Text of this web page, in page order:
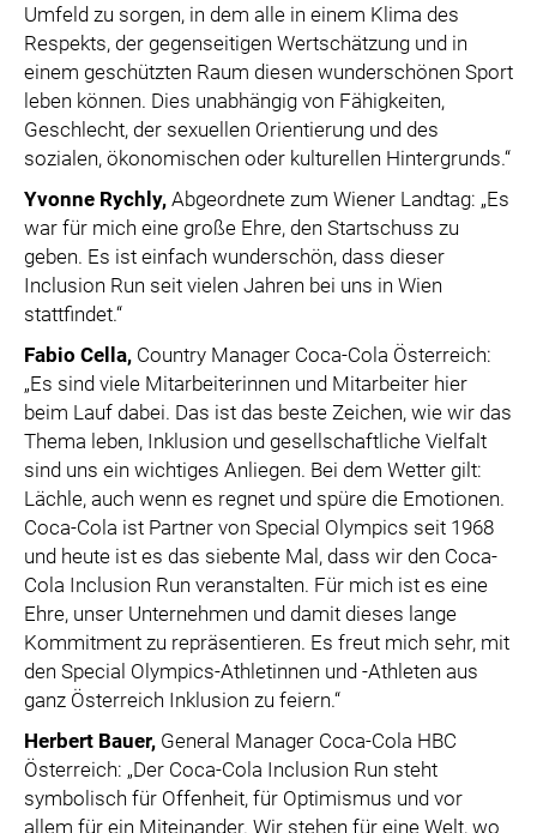
Umfeld zu sorgen, in dem alle in einem Klima des
Respekts, der gegenseitigen Wertschätzung und in
einem geschützten Raum diesen wunderschönen Sport
leben können. Dies unabhängig von Fähigkeiten,
Geschlecht, der sexuellen Orientierung und des
sozialen, ökonomischen oder kulturellen Hintergrunds.“
Yvonne Rychly, Abgeordnete zum Wiener Landtag: „Es
war für mich eine große Ehre, den Startschuss zu
geben. Es ist einfach wunderschön, dass dieser
Inclusion Run seit vielen Jahren bei uns in Wien
stattfindet.“
Fabio Cella, Country Manager Coca-Cola Österreich:
„Es sind viele Mitarbeiterinnen und Mitarbeiter hier
beim Lauf dabei. Das ist das beste Zeichen, wie wir das
Thema leben, Inklusion und gesellschaftliche Vielfalt
sind uns ein wichtiges Anliegen. Bei dem Wetter gilt:
Lächle, auch wenn es regnet und spüre die Emotionen.
Coca-Cola ist Partner von Special Olympics seit 1968
und heute ist es das siebente Mal, dass wir den Coca-
Cola Inclusion Run veranstalten. Für mich ist es eine
Ehre, unser Unternehmen und damit dieses lange
Kommitment zu repräsentieren. Es freut mich sehr, mit
den Special Olympics-Athletinnen und -Athleten aus
ganz Österreich Inklusion zu feiern.“
Herbert Bauer, General Manager Coca-Cola HBC
Österreich: „Der Coca-Cola Inclusion Run steht
symbolisch für Offenheit, für Optimismus und vor
allem für ein Miteinander. Wir stehen für eine Welt, wo